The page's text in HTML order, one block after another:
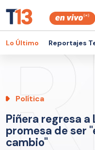
Lo Último Reportajes
Política
Piñera regresa a
promesa de ser
cambio"